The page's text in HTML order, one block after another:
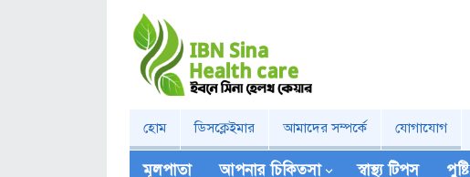
হোম ডিসক্লেইমার আমাদের সম্পর্কে যোগাযোগ
মূলপাতা আপনার চিকিত্‍সা স্বাস্থ্য টিপস পুষ্টি